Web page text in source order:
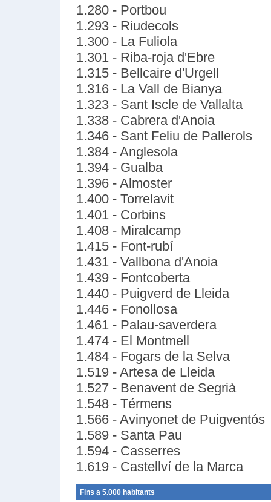
1.280 - Portbou
1.293 - Riudecols
1.300 - La Fuliola
1.301 - Riba-roja d'Ebre
1.315 - Bellcaire d'Urgell
1.316 - La Vall de Bianya
1.323 - Sant Iscle de Vallalta
1.338 - Cabrera d'Anoia
1.346 - Sant Feliu de Pallerols
1.384 - Anglesola
1.394 - Gualba
1.396 - Almoster
1.400 - Torrelavit
1.401 - Corbins
1.408 - Miralcamp
1.415 - Font-rubí
1.431 - Vallbona d'Anoia
1.439 - Fontcoberta
1.440 - Puigverd de Lleida
1.446 - Fonollosa
1.461 - Palau-saverdera
1.474 - El Montmell
1.484 - Fogars de la Selva
1.519 - Artesa de Lleida
1.527 - Benavent de Segrià
1.548 - Térmens
1.566 - Avinyonet de Puigventós
1.589 - Santa Pau
1.594 - Casserres
1.619 - Castellví de la Marca
Fins a 5.000 habitants